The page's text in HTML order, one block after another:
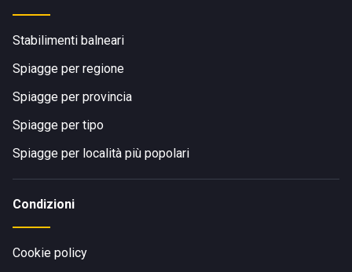
Stabilimenti balneari
Spiagge per regione
Spiagge per provincia
Spiagge per tipo
Spiagge per località più popolari
Condizioni
Cookie policy